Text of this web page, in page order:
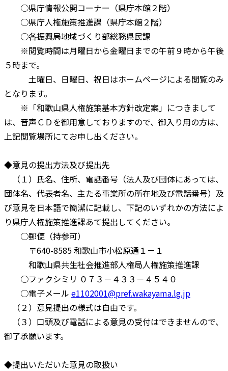
○県庁情報公開コーナー（県庁本館２階）
○県庁人権施策推進課（県庁本館２階）
○各振興局地域づくり部総務県民課
※閲覧時間は月曜日から金曜日までの午前９時から午後
５時まで。
土曜日、日曜日、祝日はホームページによる閲覧のみ
となります。
※「和歌山県人権施策基本方針改定案」につきまして
は、音声ＣＤを御用意しておりますので、御入り用の方は、
上記閲覧場所にてお申し出ください。
◆意見の提出方法及び提出先
（１）氏名、住所、電話番号（法人及び団体にあっては、
団体名、代表者名、主たる事業所の所在地及び電話番号）及
び意見を日本語で簡潔に記載し、下記のいずれかの方法によ
り県庁人権施策推進課あて提出してください。
○郵便（持参可）
〒640-8585 和歌山市小松原通１－１
和歌山県共生社会推進部人権局人権施策推進課
○ファクシミリ ０７３－４３３－４５４０
○電子メール e1102001@pref.wakayama.lg.jp
（２）意見提出の様式は自由です。
（３）口頭及び電話による意見の受付はできませんので、
御了承願います。
◆提出いただいた意見の取扱い